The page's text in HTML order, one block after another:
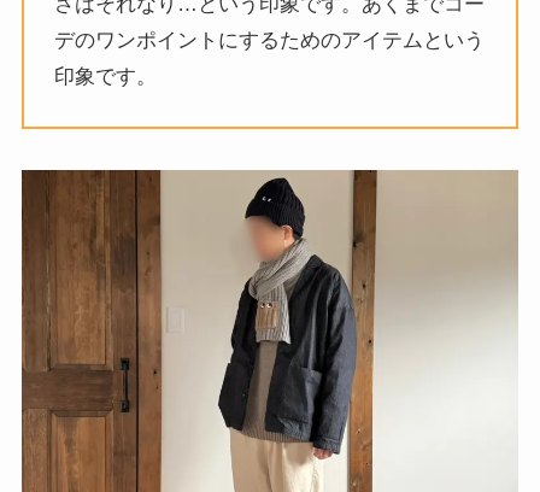
デのワンポイントにするためのアイテムという
印象です。